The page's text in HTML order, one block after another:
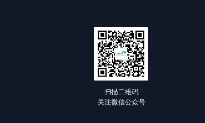
扫描二维码
关注微信公众号